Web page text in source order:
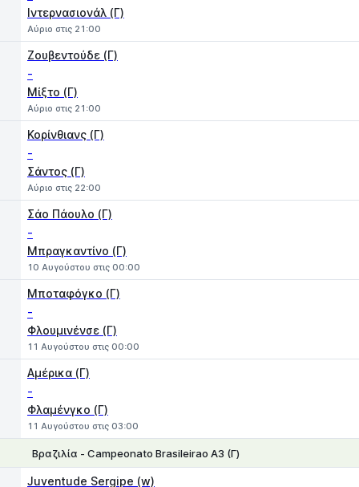
Ιντερνασιονάλ (Γ)
Αύριο στις 21:00
Ζουβεντούδε (Γ)
-
Μίξτο (Γ)
Αύριο στις 21:00
Κορίνθιανς (Γ)
-
Σάντος (Γ)
Αύριο στις 22:00
Σάο Πάουλο (Γ)
-
Μπραγκαντίνο (Γ)
10 Αυγούστου στις 00:00
Μποταφόγκο (Γ)
-
Φλουμινένσε (Γ)
11 Αυγούστου στις 00:00
Αμέρικα (Γ)
-
Φλαμένγκο (Γ)
11 Αυγούστου στις 03:00
Βραζιλία - Campeonato Brasileirao A3 (Γ)
Juventude Sergipe (w)